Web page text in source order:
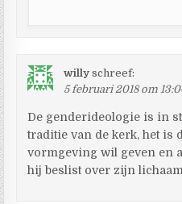
willy schreef:
5 februari 2018 om
De genderideologie is in
traditie van de kerk, het is
vormgeving wil geven en
hij beslist over zijn